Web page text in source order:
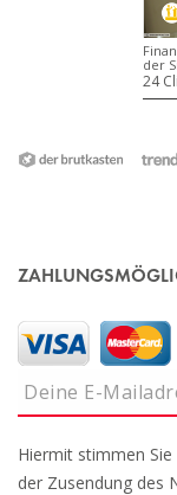
der
24
Hiermit stimmen
der Zusendung des